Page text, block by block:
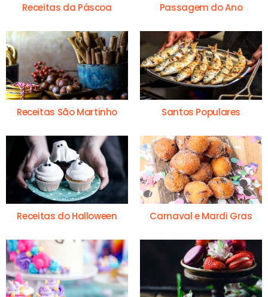
Receitas da Páscoa Passagem do Ano
Receitas São Martinho Santos Populares
Receitas do Halloween Carnaval e Mardi Gras